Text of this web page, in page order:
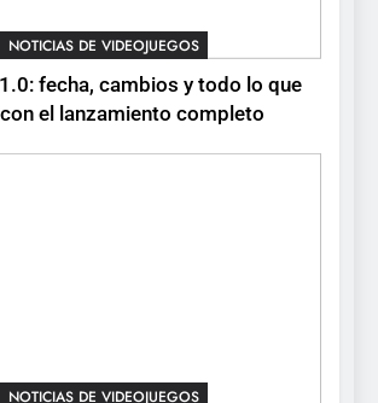
Stuntman: Hollywood
devuelve el espectáculo de
la conducción acrobática a
NOTICIAS DE VIDEOJUEGOS
fecha, cambios y todo lo que
con el lanzamiento completo
NOTICIAS DE VIDEOJUEGOS